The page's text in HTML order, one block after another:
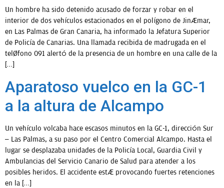
PROGRAMAS
Un hombre ha sido detenido acusado de forzar y robar en el
interior de dos vehículos estacionados en el polígono de Jinámar,
en Las Palmas de Gran Canaria, ha informado la Jefatura Superior
de Policía de Canarias. Una llamada recibida de madrugada en el
teléfono 091 alertó de la presencia de un hombre en una calle de la
[…]
Aparatoso vuelco en la GC-1
a la altura de Alcampo
Un vehículo volcaba hace escasos minutos en la GC-1, dirección Sur
– Las Palmas, a su paso por el Centro Comercial Alcampo. Hasta el
lugar se desplazaba unidades de la Policía Local, Guardia Civil y
Ambulancias del Servicio Canario de Salud para atender a los
posibles heridos. El accidente está provocando fuertes retenciones
en la […]